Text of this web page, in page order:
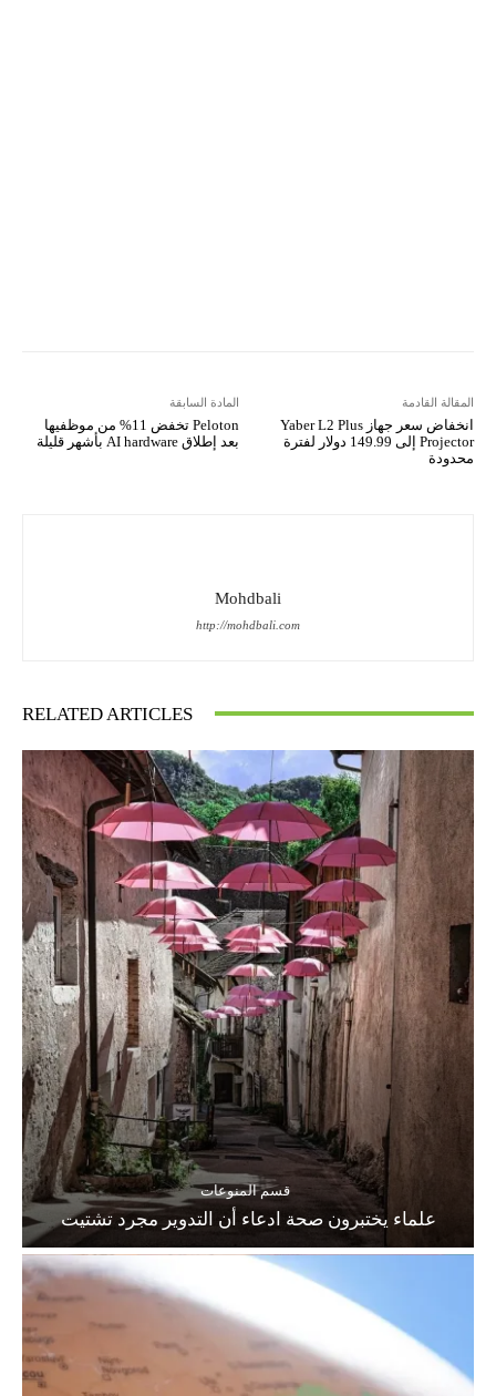
المادة السابقة
Peloton تخفض 11% من موظفيها
بعد إطلاق AI hardware بأشهر قليلة
المقالة القادمة
انخفاض سعر جهاز Yaber L2 Plus
Projector إلى 149.99 دولار لفترة
محدودة
Mohdbali
http://mohdbali.com
RELATED ARTICLES
قسم المنوعات
علماء يختبرون صحة ادعاء أن التدوير مجرد تشتيت